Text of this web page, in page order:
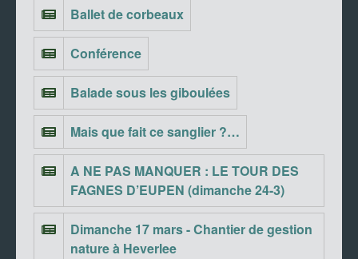
Ballet de corbeaux
Conférence
Balade sous les giboulées
Mais que fait ce sanglier ?…
A NE PAS MANQUER : LE TOUR DES
FAGNES D’EUPEN (dimanche 24-3)
Dimanche 17 mars - Chantier de gestion
nature à Heverlee